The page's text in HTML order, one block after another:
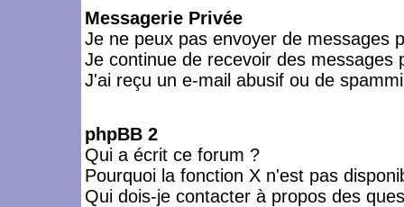
Messagerie Privée
Je ne peux pas envoyer de messages
Je continue de recevoir des messages
J'ai reçu un e-mail abusif ou de
phpBB 2
Qui a écrit ce forum ?
Pourquoi la fonction X n'est pas
Qui dois-je contacter à propos des